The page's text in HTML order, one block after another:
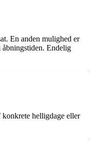
En anden mulighed er
Endelig
helligdage eller